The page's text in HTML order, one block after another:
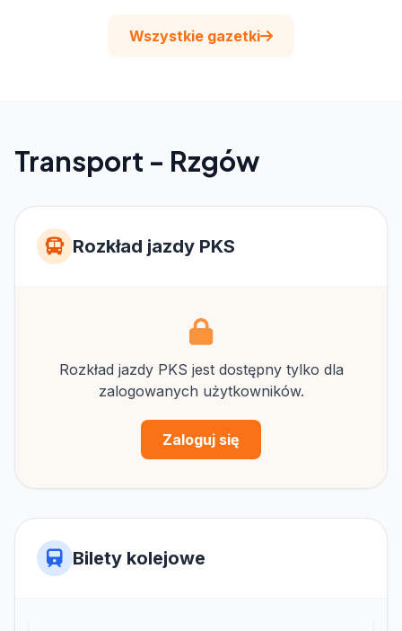
Wszystkie gazetki
Transport - Rzgów
Rozkład jazdy PKS
Rozkład jazdy PKS jest dostępny tylko dla
zalogowanych użytkowników.
Zaloguj się
Bilety kolejowe